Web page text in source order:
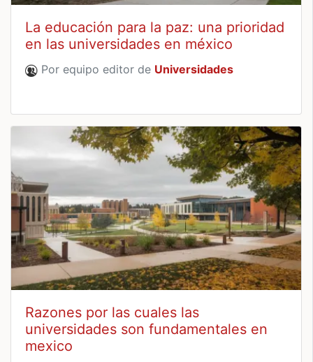
La educación para la paz: una prioridad
en las universidades en méxico
Por equipo editor de Universidades
Razones por las cuales las
universidades son fundamentales en
mexico